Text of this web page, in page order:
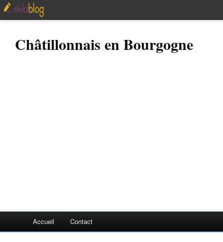
Châtillonnais en Bourgogne
Accueil Contact